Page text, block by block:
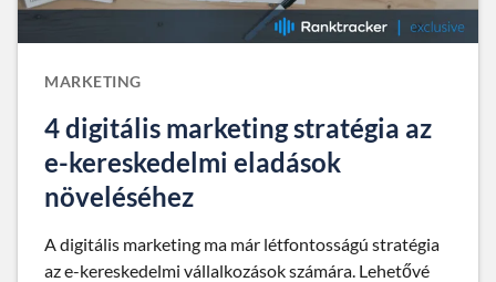
MARKETING
4 digitális marketing stratégia az
e-kereskedelmi eladások
növeléséhez
A digitális marketing ma már létfontosságú stratégia
az e-kereskedelmi vállalkozások számára. Lehetővé